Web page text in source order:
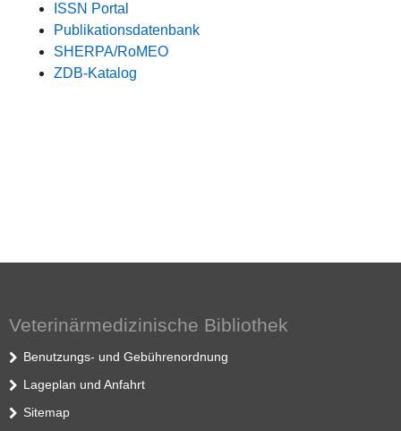
ISSN Portal
Publikationsdatenbank
SHERPA/RoMEO
ZDB-Katalog
Veterinärmedizinische Bibliothek
Benutzungs- und Gebührenordnung
Lageplan und Anfahrt
Sitemap